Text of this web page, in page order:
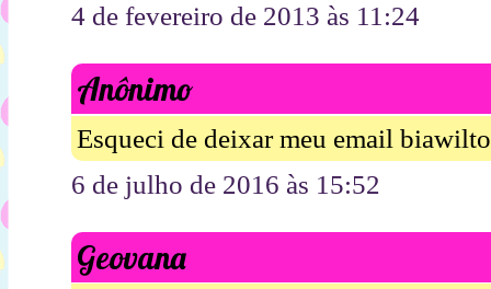
4 de fevereiro de 2013 às 11:24
Anônimo
Esqueci de deixar meu email
6 de julho de 2016 às 15:52
Geovana